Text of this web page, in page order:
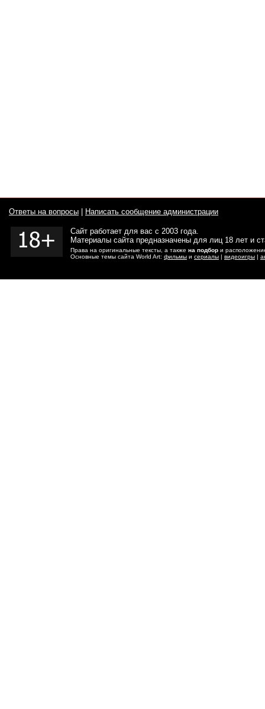
Ответы на вопросы Написать сообщение администрации
Сайт работает для вас с 2003 года.
Материалы сайта предназначены для лиц 18 лет и
Права на оригинальные тексты, а также на подбор и
Основные темы сайта World Art: фильмы и сериалы | видеоигры |